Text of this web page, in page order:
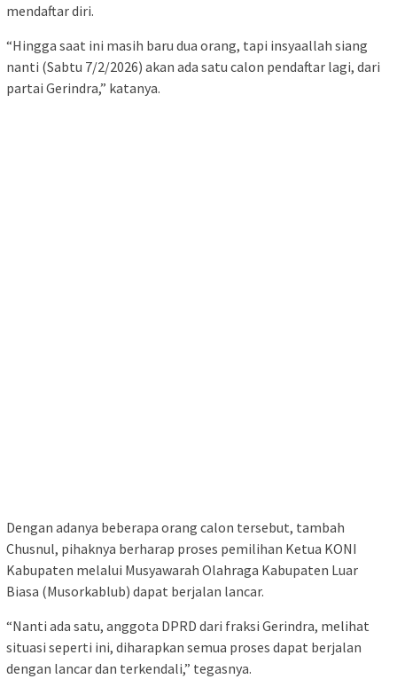
mendaftar diri.
“Hingga saat ini masih baru dua orang, tapi insyaallah siang
nanti (Sabtu 7/2/2026) akan ada satu calon pendaftar lagi, dari
partai Gerindra,” katanya.
Dengan adanya beberapa orang calon tersebut, tambah
Chusnul, pihaknya berharap proses pemilihan Ketua KONI
Kabupaten melalui Musyawarah Olahraga Kabupaten Luar
Biasa (Musorkablub) dapat berjalan lancar.
“Nanti ada satu, anggota DPRD dari fraksi Gerindra, melihat
situasi seperti ini, diharapkan semua proses dapat berjalan
dengan lancar dan terkendali,” tegasnya.